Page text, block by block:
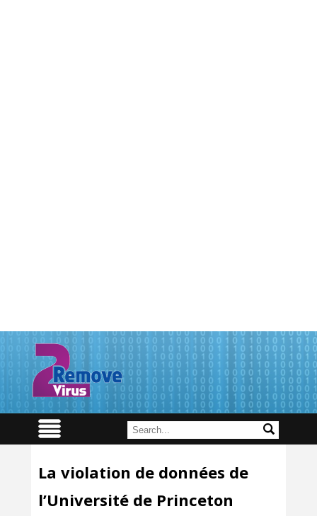
La violation de données de
l’Université de Princeton